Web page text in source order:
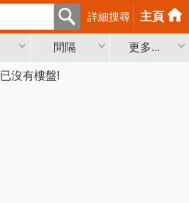
詳細搜尋 主頁
間隔 更多...
已沒有樓盤!